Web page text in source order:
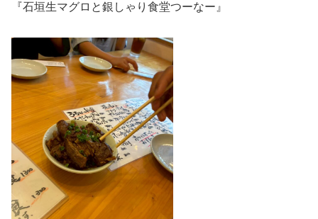
『石垣生マグロと銀しゃり食堂つーなー』